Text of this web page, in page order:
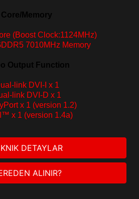
Core/Memory
(Boost Clock:1124MHz)
7010MHz Memory
Output Function
link DVI-I x 1
link DVI-D x 1
x 1 (version 1.2)
x 1 (version 1.4a)
DETAYLAR
ALINIR?